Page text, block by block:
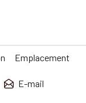
Emplacement
E-mail